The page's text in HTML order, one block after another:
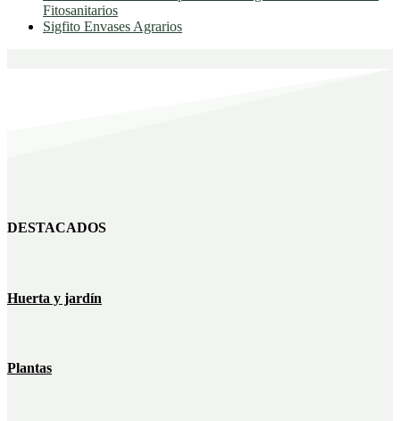
Fitosanitarios
Sigfito Envases Agrarios
DESTACADOS
Huerta y jardín
Plantas